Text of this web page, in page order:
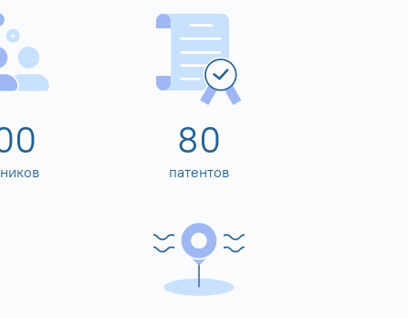
80
патентов